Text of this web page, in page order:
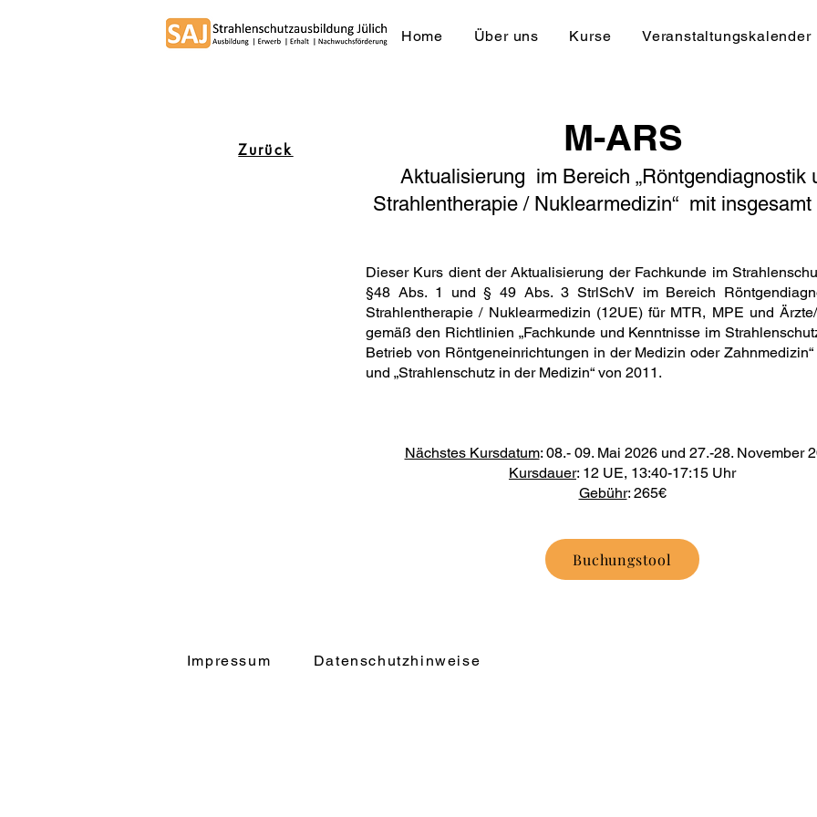
Home Über uns Kurse Veranstaltungskalender
Zurück M-ARS
Aktualisierung im Bereich „Röntgendiagnostik
Strahlentherapie / Nuklear­medizin“ mit
Dieser Kurs dient der Aktualisierung der Fachkunde im
§48 Abs. 1 und § 49 Abs. 3 StrlSchV im Bereich
Strahlentherapie / Nuklear­medizin (12UE) für MTR, MPE und
gemäß den Richtlinien „Fachkunde und Kenntnisse im
Betrieb von Röntgeneinrichtungen in der Medizin oder
und „Strahlenschutz in der Medizin“ von 2011.
Nächstes Kursdatum: 08.- 09. Mai 2026 und 27.-28. November
Kursdauer: 12 UE, 13:40-17:15 Uhr
Gebühr: 265€
Buchungstool
Impressum Datenschutzhinweise